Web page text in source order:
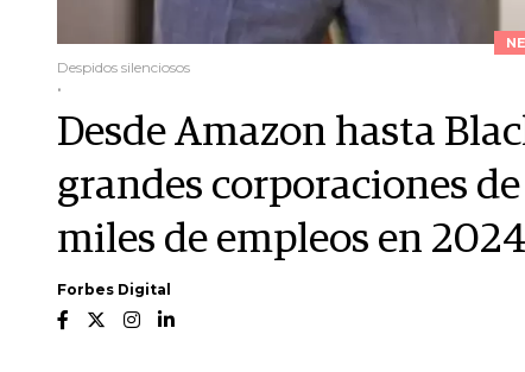
Despidos silenciosos
.
Desde Amazon hasta
grandes corporaciones
miles de empleos en 2024
Forbes Digital